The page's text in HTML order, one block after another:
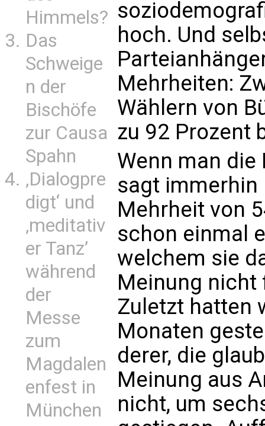
Himmels?
Das
Schweige
n der
Bischöfe
zur Causa
Spahn
‚Dialogpre
digt‘ und
‚meditativ
er Tanz’
während
der
Messe
zum
Magdalen
enfest in
München
hoch. Und
Mehrheiten:
Wählern von
zu 92 Prozent
Wenn man die
sagt
Mehrheit von
schon einmal
welchem sie
Meinung nicht
Zuletzt hatten
Monaten
derer, die
Meinung aus
nicht, um